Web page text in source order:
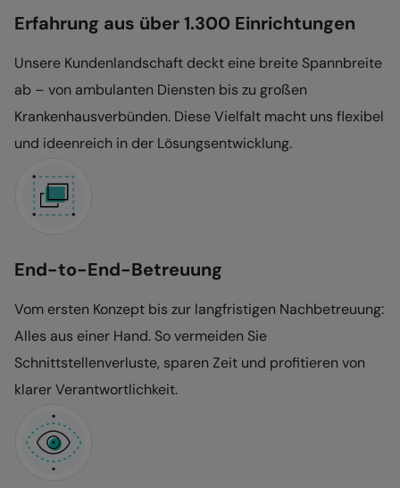
Erfahrung aus über 1.300 Einrichtungen
Unsere Kundenlandschaft deckt eine breite Spannbreite
ab – von ambulanten Diensten bis zu großen
Krankenhausverbünden. Diese Vielfalt macht uns flexibel
und ideenreich in der Lösungsentwicklung.
End-to-End-Betreuung
Vom ersten Konzept bis zur langfristigen Nachbetreuung:
Alles aus einer Hand. So vermeiden Sie
Schnittstellenverluste, sparen Zeit und profitieren von
klarer Verantwortlichkeit.